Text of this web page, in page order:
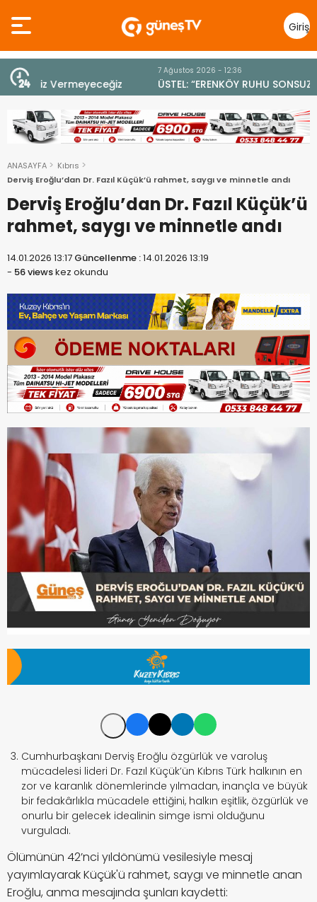
Giriş
Yap
ÜSTEL: “ERENKÖY RUHU SONSUZA DEK YAŞAYACAK”
ANASAYFA
Kıbrıs
Derviş Eroğlu’dan Dr. Fazıl Küçük’ü rahmet, saygı ve minnetle andı
Derviş Eroğlu’dan Dr. Fazıl Küçük’ü
rahmet, saygı ve minnetle andı
14.01.2026 13:17 Güncellenme :14.01.2026 13:19
- 56 viewskez okundu
Cumhurbaşkanı Derviş Eroğlu özgürlük ve varoluş
mücadelesi lideri Dr. Fazıl Küçük’ün Kıbrıs Türk halkının en
zor ve karanlık dönemlerinde yılmadan, inançla ve büyük
bir fedakârlıkla mücadele ettiğini, halkın eşitlik, özgürlük ve
onurlu bir gelecek idealinin simge ismi olduğunu
vurguladı.
Ölümünün 42’nci yıldönümü vesilesiyle mesaj
yayımlayarak Küçük'ü rahmet, saygı ve minnetle anan
Eroğlu, anma mesajında şunları kaydetti: